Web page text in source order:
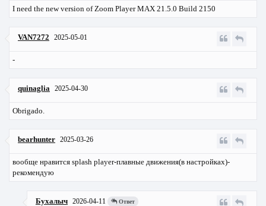
I need the new version of Zoom Player MAX 21.5.0 Build 2150
VAN7272 2025-05-01
-
quinaglia 2025-04-30
Obrigado.
bearhunter 2025-03-26
вообще нравится splash player-плавные движения(в настройках)-
рекомендую
Бухалыч 2026-04-11 Ответ